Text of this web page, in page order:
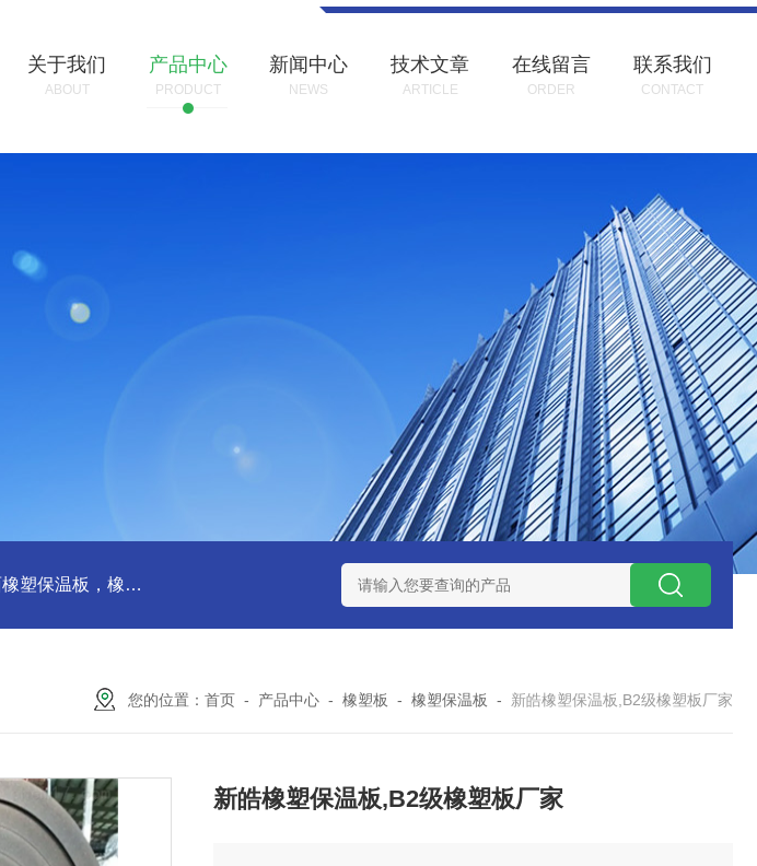
关于我们
ABOUT
产品中心
PRODUCT
新闻中心
NEWS
技术文章
ARTICLE
在线留言
ORDER
联系我们
CONTACT
橡塑板，橡塑保温板， B1级橡塑保温板，B2级橡塑保温板，铝箔贴面橡塑保温板，橡塑保温管，管道橡塑管
您的位置： 首页 - 产品中心 - 橡塑板 - 橡塑保温板 - 新皓橡塑保温板,B2级橡塑板厂家
新皓橡塑保温板,B2级橡塑板厂家